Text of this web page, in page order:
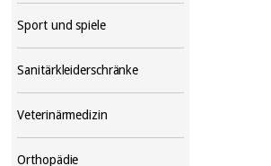
Sport und spiele
Sanitärkleiderschränke
Veterinärmedizin
Orthopädie